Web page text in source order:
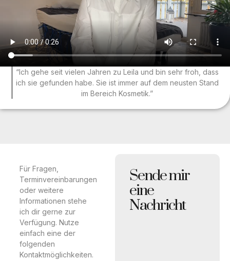
“Ich gehe seit vielen Jahren zu Leila und bin sehr froh, dass
ich sie gefunden habe. Sie ist immer auf dem neusten Stand
im Bereich Kosmetik.”
Für Fragen,
Terminvereinbarungen
oder weitere
Informationen stehe
ich dir gerne zur
Verfügung. Nutze
einfach eine der
folgenden
Kontaktmöglichkeiten.
Sende mir
eine
Nachricht